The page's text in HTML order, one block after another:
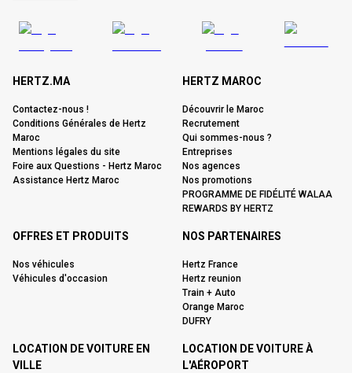
HERTZ.MA
Contactez-nous !
Conditions Générales de Hertz
Maroc
Mentions légales du site
Foire aux Questions - Hertz Maroc
Assistance Hertz Maroc
HERTZ MAROC
Découvrir le Maroc
Recrutement
Qui sommes-nous ?
Entreprises
Nos agences
Nos promotions
PROGRAMME DE FIDÉLITÉ WALAA
REWARDS BY HERTZ
OFFRES ET PRODUITS
Nos véhicules
Véhicules d'occasion
NOS PARTENAIRES
Hertz France
Hertz reunion
Train + Auto
Orange Maroc
DUFRY
LOCATION DE VOITURE EN
VILLE
LOCATION DE VOITURE À
L'AÉROPORT